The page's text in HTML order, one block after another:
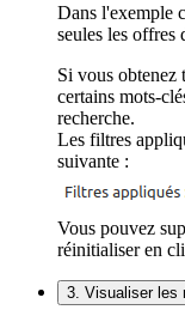
Dans l'exemple
seules les offres
Si vous obtenez
certains mots-
recherche.
Les filtres
suivante :
Vous pouvez
réinitialiser en
3. Visualiser les